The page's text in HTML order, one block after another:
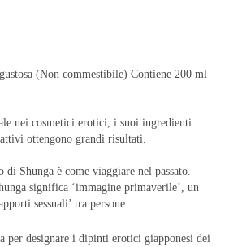
(Non commestibile)Contiene 200 ml
nei cosmetici erotici, i suoi ingredienti
ottengono grandi risultati.
Shunga è come viaggiare nel passato.
significa ‘immagine primaverile’, un
sessuali’ tra persone.
per designare i dipinti erotici giapponesi dei